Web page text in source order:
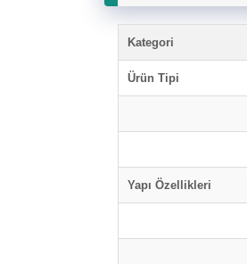
Kategori
Ürün Tipi
Yapı Özellikleri